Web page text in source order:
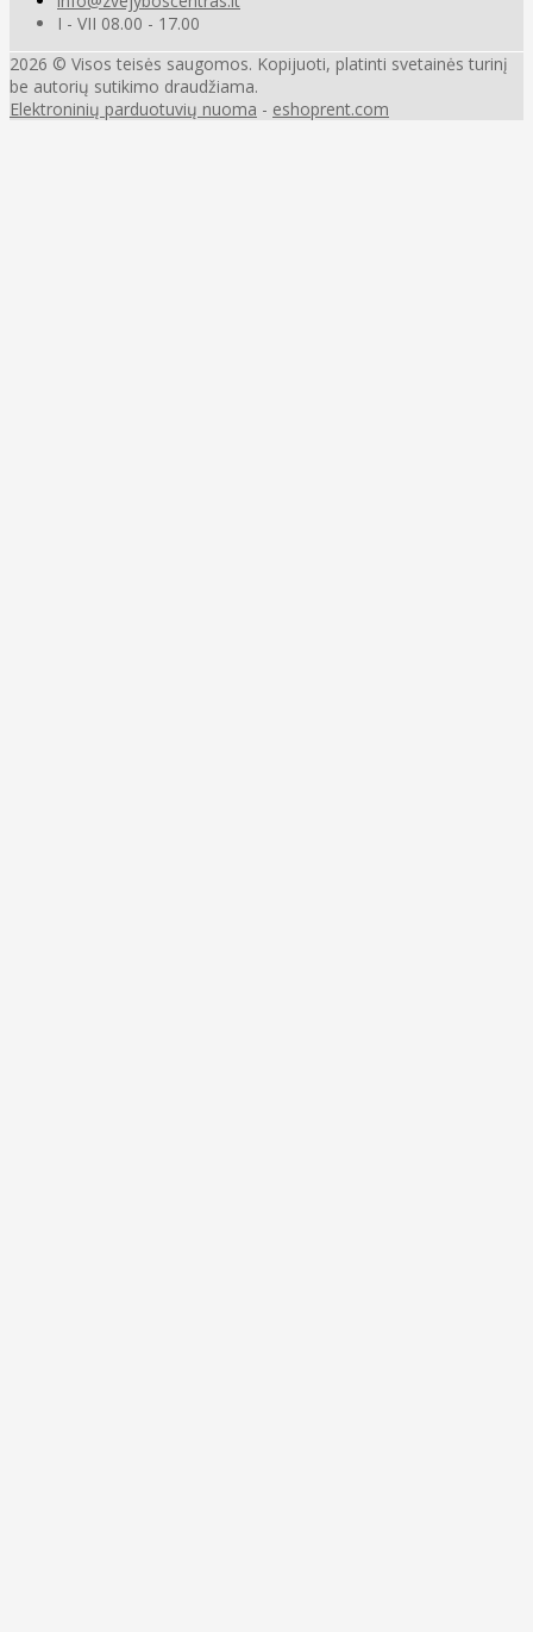
I - VII 08.00 - 17.00
2026 © Visos teisės saugomos. Kopijuoti, platinti svetainės turinį
be autorių sutikimo draudžiama.
Elektroninių parduotuvių nuoma - eshoprent.com